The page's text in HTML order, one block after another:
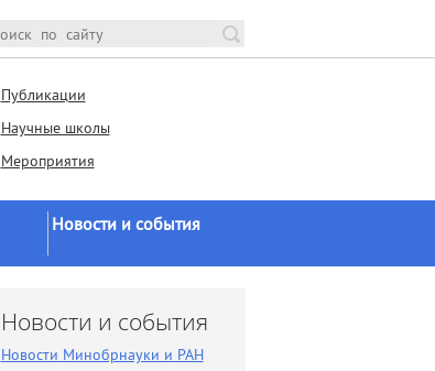
Публикации
Научные школы
Мероприятия
Новости и события
Новости и события
Новости Минобрнауки и РАН